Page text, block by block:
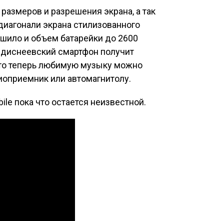
и разрешения экрана, а так
экрана стилизованного
и объем батарейки до 2600
смартфон получит
теперь любимую музыку можно
или автомагнитолу.
пока что остается неизвестной.